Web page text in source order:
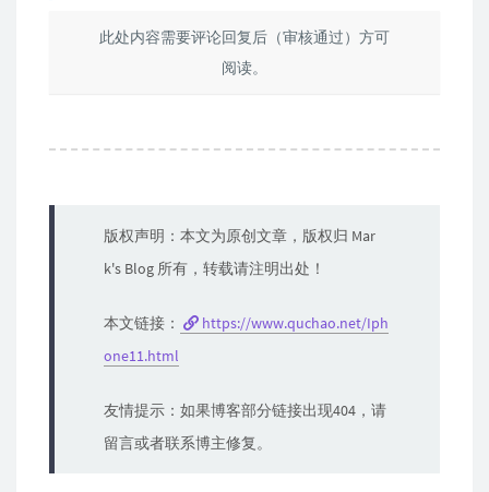
此处内容需要评论回复后（审核通过）方可
阅读。
版权声明：本文为原创文章，版权归 Mar
k's Blog 所有，转载请注明出处！
本文链接：
https://www.quchao.net/Iph
one11.html
友情提示：如果博客部分链接出现404，请
留言或者联系博主修复。